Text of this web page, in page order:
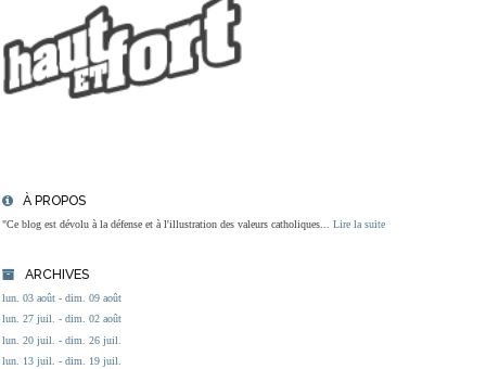
À PROPOS
"Ce blog est dévolu à la défense et à l'illustration des valeurs catholiques... Lire la suite
ARCHIVES
lun. 03 août - dim. 09 août
lun. 27 juil. - dim. 02 août
lun. 20 juil. - dim. 26 juil.
lun. 13 juil. - dim. 19 juil.